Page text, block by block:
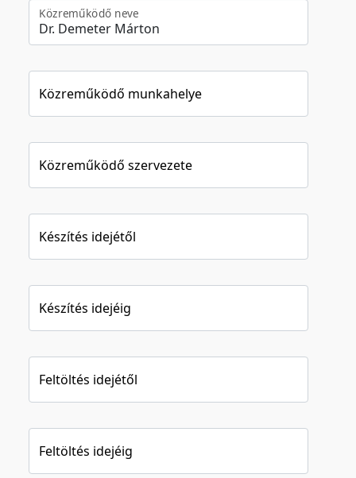
Közreműködő neve
Közreműködő munkahelye
Közreműködő szervezete
Készítés idejétől
Készítés idejéig
Feltöltés idejétől
Feltöltés idejéig